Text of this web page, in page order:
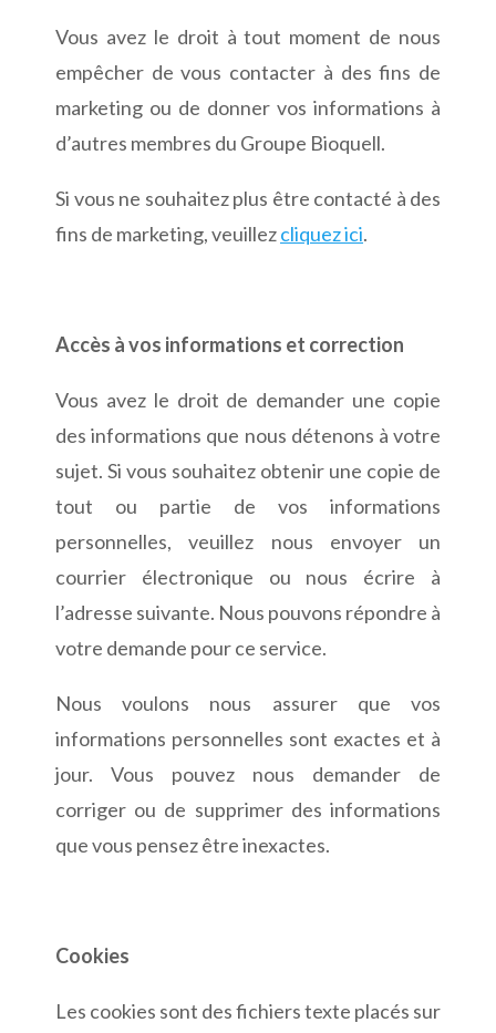
Vous avez le droit à tout moment de nous
empêcher de vous contacter à des fins de
marketing ou de donner vos informations à
d’autres membres du Groupe Bioquell.
Si vous ne souhaitez plus être contacté à des
fins de marketing, veuillezcliquez ici.
Accès à vos informations et correction
Vous avez le droit de demander une copie
des informations que nous détenons à votre
sujet. Si vous souhaitez obtenir une copie de
tout ou partie de vos informations
personnelles, veuillez nous envoyer un
courrier électronique ou nous écrire à
l’adresse suivante. Nous pouvons répondre à
votre demande pour ce service.
Nous voulons nous assurer que vos
informations personnelles sont exactes et à
jour. Vous pouvez nous demander de
corriger ou de supprimer des informations
que vous pensez être inexactes.
Cookies
Les cookies sont des fichiers texte placés sur